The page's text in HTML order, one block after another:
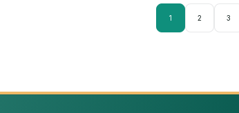
1 2 3